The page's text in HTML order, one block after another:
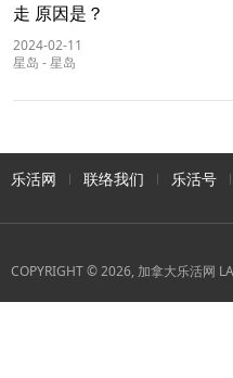
走 原因是？
2024-02-11
星岛 -星岛
乐活网 联络我们 乐活号
COPYRIGHT © 2026, 加拿大乐活网